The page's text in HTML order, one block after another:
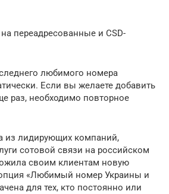
переадресованные и CSD-
любимого номера
Если вы желаете добавить
раз, необходимо повторное
из лидирующих компаний,
сотовой связи на российском
своим клиентам новую
опция «Любимый номер Украины и
для тех, кто постоянно или